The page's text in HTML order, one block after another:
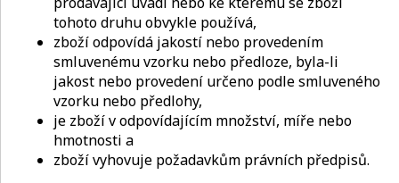
tohoto druhu obvykle používá,
zboží odpovídá jakostí nebo provedením
smluvenému vzorku nebo předloze, byla-li
jakost nebo provedení určeno podle smluveného
vzorku nebo předlohy,
je zboží v odpovídajícím množství, míře nebo
hmotnosti a
zboží vyhovuje požadavkům právních předpisů.